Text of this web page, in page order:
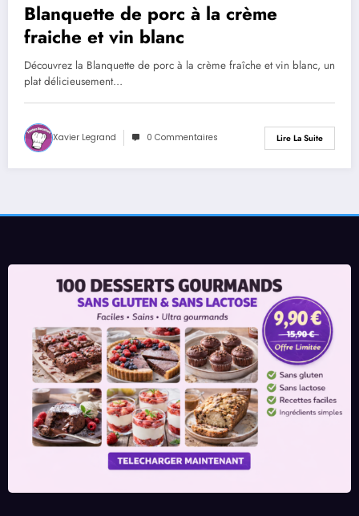
Blanquette de porc à la crème
fraiche et vin blanc
Découvrez la Blanquette de porc à la crème fraîche et vin blanc, un
plat délicieusement…
Xavier Legrand 0 Commentaires Lire La Suite